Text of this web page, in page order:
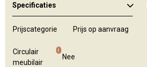
Specificaties
Prijscategorie Prijs op aanvraag
Circulair
meubilair
i
Nee